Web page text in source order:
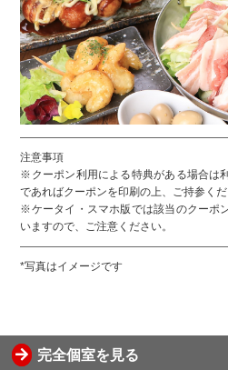
注意事項
※クーポン利用による特典がある場合は
であればクーポンを印刷の上、ご持参くだ
※ケータイ・スマホ版では該当のクーポ
いますので、ご注意ください。
*写真はイメージです
完全個室を見る